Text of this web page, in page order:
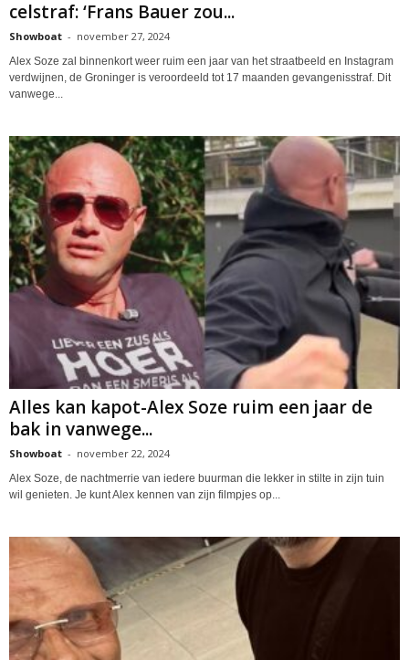
celstraf: ‘Frans Bauer zou...
Showboat - november 27, 2024
Alex Soze zal binnenkort weer ruim een jaar van het straatbeeld en Instagram
verdwijnen, de Groninger is veroordeeld tot 17 maanden gevangenisstraf. Dit
vanwege...
Alles kan kapot-Alex Soze ruim een jaar de
bak in vanwege...
Showboat - november 22, 2024
Alex Soze, de nachtmerrie van iedere buurman die lekker in stilte in zijn tuin
wil genieten. Je kunt Alex kennen van zijn filmpjes op...